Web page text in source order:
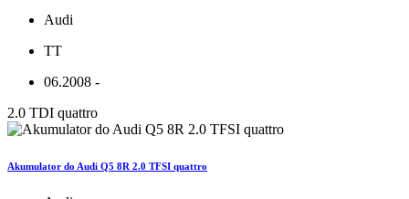
Audi
TT
06.2008 -
2.0 TDI quattro
Akumulator do Audi Q5 8R 2.0 TFSI quattro